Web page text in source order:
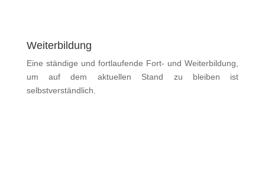
Weiterbildung
Eine ständige und fortlaufende Fort- und Weiterbildung,
um auf dem aktuellen Stand zu bleiben ist
selbstverständlich.